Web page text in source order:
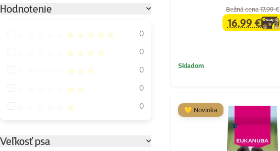
Hodnotenie
Hodnotenie 100%
0
Hodnotenie 80%
0
Hodnotenie 60%
0
Hodnotenie 40%
0
Hodnotenie 20%
0
Veľkosť psa
Bežná cena 17,99 €
familycena
16,99 €
Skladom
💛 Novinka